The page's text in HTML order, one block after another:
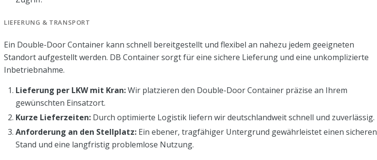
LIEFERUNG & TRANSPORT
Ein Double-Door Container kann schnell bereitgestellt und flexibel an nahezu jedem geeigneten
Standort aufgestellt werden. DB Container sorgt für eine sichere Lieferung und eine unkomplizierte
Inbetriebnahme.
Lieferung per LKW mit Kran:Wir platzieren den Double-Door Container präzise an Ihrem
gewünschten Einsatzort.
Kurze Lieferzeiten: Durch optimierte Logistik liefern wir deutschlandweit schnell und zuverlässig.
Anforderung an den Stellplatz: Ein ebener, tragfähiger Untergrund gewährleistet einen sicheren
Stand und eine langfristig problemlose Nutzung.